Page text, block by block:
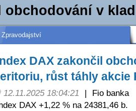
obchodování v
Zpravodajství
DAX zakončil
růst táhly akcie
12.11.2025 18:04:21 |
Fio banka
DAX +1,22 % na 24381,46 b.